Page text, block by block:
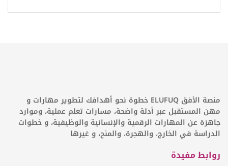
منصة الأفق ELUFUQ خطوة نحو أهدافك لتطوير مهارات و
مهن المستقبل عبر أدلة واضحة، مسارات تعلم عملية، وموارد
جاهزة عن المهارات الرقمية والإنسانية والوظيفية، و خطوات
الدراسة في الخارج، والهجرة، والمنح، و غيرها
روابط مفيدة